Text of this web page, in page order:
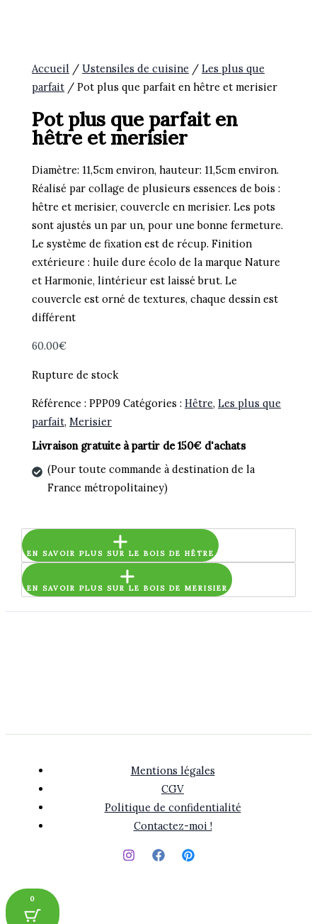
Accueil /Ustensiles de cuisine /Les plus que
parfait / Pot plus que parfait en hêtre et merisier
Pot plus que parfait en
hêtre et merisier
Diamètre: 11,5cm environ, hauteur: 11,5cm environ.
Réalisé par collage de plusieurs essences de bois :
hêtre et merisier, couvercle en merisier. Les pots
sont ajustés un par un, pour une bonne fermeture.
Le système de fixation est de récup. Finition
extérieure : huile dure écolo de la marque Nature
et Harmonie, lintérieur est laissé brut. Le
couvercle est orné de textures, chaque dessin est
différent
60.00€
Rupture de stock
Référence :PPP09 Catégories :Hêtre,Les plus que
parfait,Merisier
Livraison gratuite à partir de 150€ d'achats
(Pour toute commande à destination de la
France métropolitainey)
EN SAVOIR PLUS SUR LE BOIS DE HÊTRE
EN SAVOIR PLUS SUR LE BOIS DE MERISIER
Mentions légales
CGV
Politique de confidentialité
Contactez-moi !
0